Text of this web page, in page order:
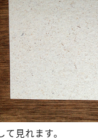
見れます。